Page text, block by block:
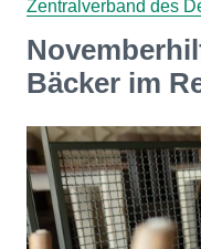
Zentralverband des
Bäcker im